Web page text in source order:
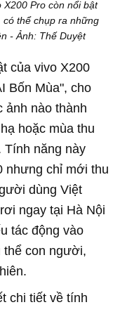
Pro còn nổi bật
có thể chụp ra những
- Ảnh: Thế Duyệt
của vivo X200
Bốn Mùa", cho
ảnh nào thành
hoặc mùa thu
năng này
nhưng chỉ mới thu
dùng Việt
ngay tại Hà Nội
tác động vào
thể con người,
chi tiết về tính